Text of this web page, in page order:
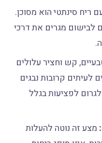
סינתטי הוא מסוכן.
מגרים את דרכי
קש וחציר עלולים
לעיתים קרובות נבגים
לפציעות בגלל
מצע זה נוטה להעלות